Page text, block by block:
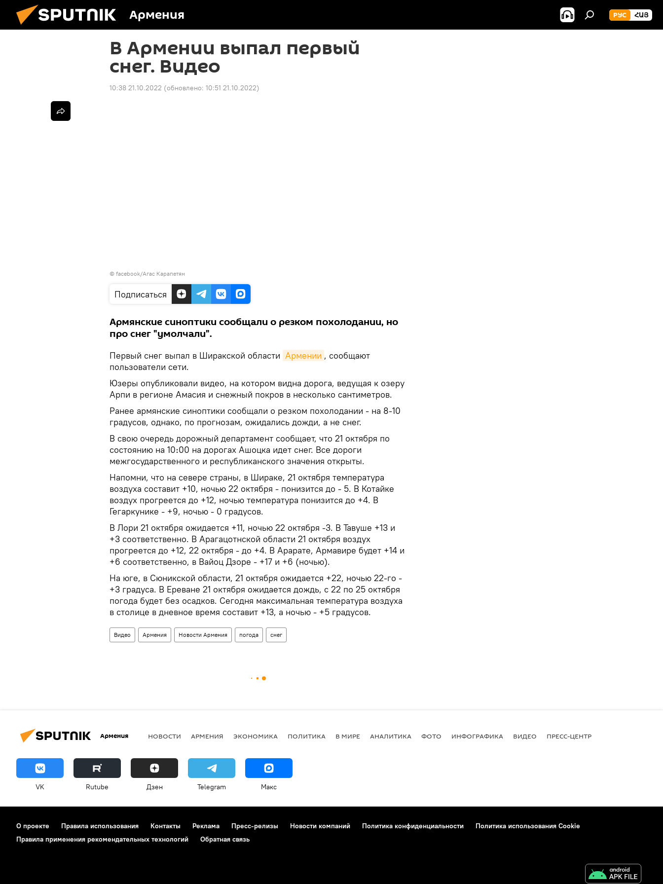
Армения РУС ՀԱՅ
В Армении выпал первый
снег. Видео
10:38 21.10.2022 (обновлено: 10:51 21.10.2022)
© facebook/Агас Карапетян
Подписаться
Армянские синоптики сообщали о резком похолодании, но
про снег "умолчали".
Первый снег выпал в Ширакской области Армении , сообщают
пользователи сети.
Юзеры опубликовали видео, на котором видна дорога, ведущая к озеру
Арпи в регионе Амасия и снежный покров в несколько сантиметров.
Ранее армянские синоптики сообщали о резком похолодании - на 8-10
градусов, однако, по прогнозам, ожидались дожди, а не снег.
В свою очередь дорожный департамент сообщает, что 21 октября по
состоянию на 10։00 на дорогах Ашоцка идет снег. Все дороги
межгосударственного и республиканского значения открыты.
Напомни, что на севере страны, в Шираке, 21 октября температура
воздуха составит +10, ночью 22 октября - понизится до - 5. В Котайке
воздух прогреется до +12, ночью температура понизится до +4. В
Гегаркунике - +9, ночью - 0 градусов.
В Лори 21 октября ожидается +11, ночью 22 октября -3. В Тавуше +13 и
+3 соответственно. В Арагацотнской области 21 октября воздух
прогреется до +12, 22 октября - до +4. В Арарате, Армавире будет +14 и
+6 соответственно, в Вайоц Дзоре - +17 и +6 (ночью).
На юге, в Сюникской области, 21 октября ожидается +22, ночью 22-го -
+3 градуса. В Ереване 21 октября ожидается дождь, с 22 по 25 октября
погода будет без осадков. Сегодня максимальная температура воздуха
в столице в дневное время составит +13, а ночью - +5 градусов.
Видео Армения Новости Армения погода снег
Армения НОВОСТИ АРМЕНИЯ ЭКОНОМИКА ПОЛИТИКА В МИРЕ АНАЛИТИКА ФОТО ИНФОГРАФИКА ВИДЕО ПРЕСС-ЦЕНТР
VK Rutube Дзен Telegram Макс
О проекте Правила использования Контакты Реклама Пресс-релизы Новости компаний Политика конфиденциальности
Политика использования Cookie
Правила применения рекомендательных технологий
Обратная связь